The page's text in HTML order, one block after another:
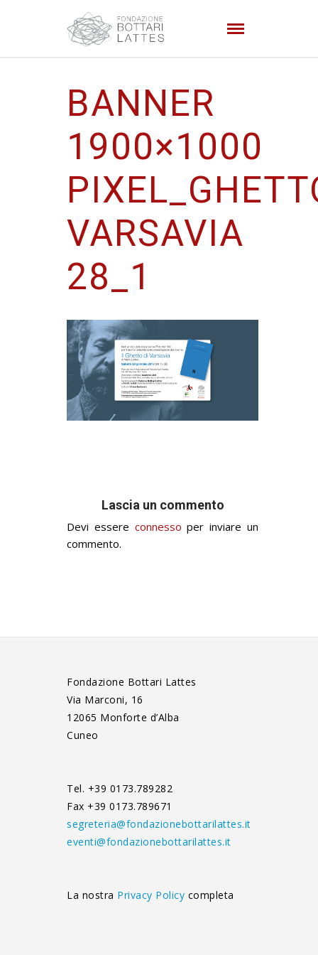
BANNER
1900×1000
VARSAVIA
28_1
Lascia un commento
Devi essere connesso per inviare un
commento.
Fondazione Bottari Lattes
Via Marconi, 16
12065 Monforte d’Alba
Cuneo
Tel. +39 0173.789282
Fax +39 0173.789671
segreteria@fondazionebottarilattes.it
eventi@fondazionebottarilattes.it
La nostra Privacy Policy completa